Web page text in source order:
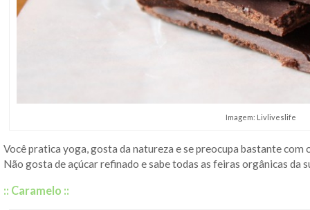
Imagem: Livliveslife
Você pratica yoga, gosta da natureza e se preocupa bastante
Não gosta de açúcar refinado e sabe todas as feiras orgânicas da
:: Caramelo ::